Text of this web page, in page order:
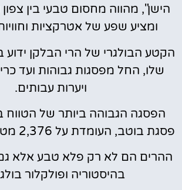
הישן", מהווה מחסום טבעי בין צפון
ומציע שפע של אטרקציות
הקטע הבולגרי של הרי הבלקן ידוע
שלו, החל מפסגות גבוהות ועד
ויערות עבותים.
הפסגה הגבוהה ביותר של הטווח
פסגת בוטב, העומדת על 2,376 מטר (7,795 רגל).
ההרים הם לא רק פלא טבע אלא
בהיסטוריה ופולקלור